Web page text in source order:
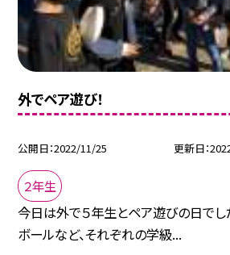
外でペア遊び！
公開日 2022/11/25 更新日
２年生
今日は外で５年生とペア遊びの日でし
ボールなど、それぞれの学級...